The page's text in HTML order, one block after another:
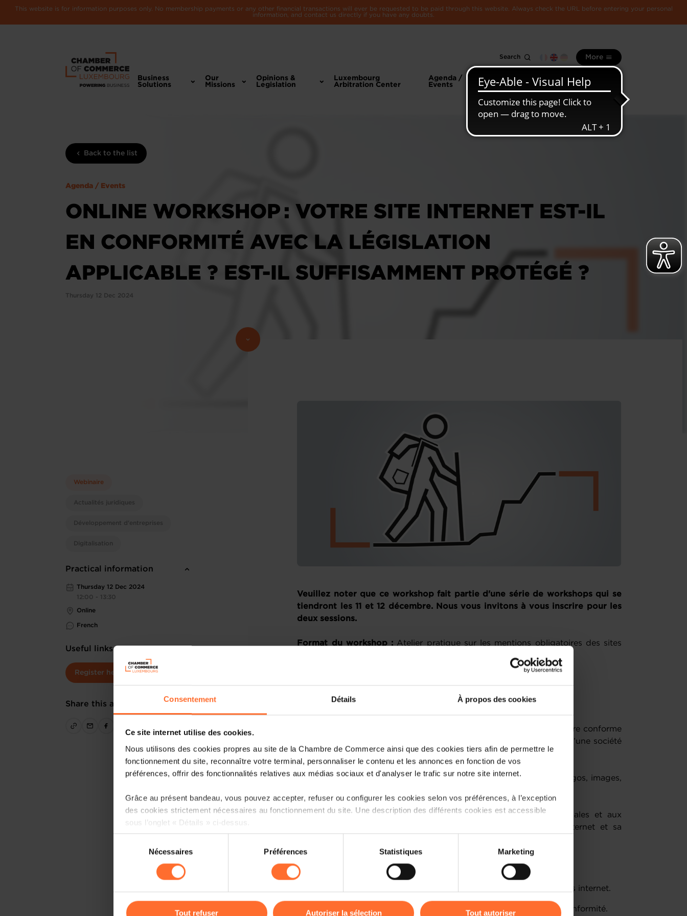
Consentement Détails À propos des cookies
Ce site internet utilise des cookies.
Nous utilisons des cookies propres au site de la Chambre de Commerce ainsi que des cookies tiers afin de permettre le
fonctionnement du site, reconnaître votre terminal, personnaliser le contenu et les annonces en fonction de vos
préférences, offrir des fonctionnalités relatives aux médias sociaux et d'analyser le trafic sur notre site internet.
Grâce au présent bandeau, vous pouvez accepter, refuser ou configurer les cookies selon vos préférences, à l’exception
des cookies strictement nécessaires au fonctionnement du site. Une description des différents cookies est accessible
sous l’onglet « Détails » ci-dessus.
Il est précisé que la navigation sur le site et certaines fonctionnalités (ex : lecture de vidéos, partage sur les réseaux
sociaux, sauvegarde des préférences de lecture vidéo, personnalisation de l’affichage du site) peuvent être affectées en
cas de refus de tous les cookies ou des cookies non nécessaires.
gauche de chaque page.
consentement
Nécessaires Préférences Statistiques Marketing
Tout refuser Autoriser la sélection Tout autoriser
This website is for information purposes only. No membership payments or any other financial transactions will ever be requested to be paid through this website. Always check the URL before entering your personal
information, and contact us directly if you have any doubts.
Search More
Business
Solutions
Our
Missions
Opinions &
Legislation
Luxembourg
Arbitration Center
Agenda /
Events
information
Luxembourg
economy
Back to the list
Agenda / Events
ONLINE WORKSHOP : VOTRE SITE INTERNET EST-IL
EN CONFORMITÉ AVEC LA LÉGISLATION
APPLICABLE ? EST-IL SUFFISAMMENT PROTÉGÉ ?
Thursday 12 Dec 2024
Webinaire
Actualités juridiques
Développement d'entreprises
Digitalisation
Practical information
Thursday 12 Dec 2024
12:00 - 13:30
Online
French
Useful links
Register here
Share this article
Veuillez noter que ce workshop fait partie d'une série de workshops qui se
tiendront les 11 et 12 décembre. Nous vous invitons à vous inscrire pour les
deux sessions.
Format du workshop : Atelier pratique sur les mentions obligatoires des sites
Le site Internet est la vitrine virtuelle d’une entreprise.
(i) Il doit répondre à un certain nombre d’exigences légales pour être conforme
à la réglementation qu’il s’agisse d’un simple site de présentation d’une société
et de ses services ou bien encore d’un site de eCommerce.
(ii) Les éléments qui le composent (noms de domaines, marques, logos, images,
Ce workshop a pour but de vous sensibiliser aux exigences légales et aux
meilleures pratiques pour assurer la conformité de votre site internet et sa
Plan de la session :
Comprendre les principales réglementations applicables aux sites internet.
Identifier les risques juridiques et les conséquences de la non-conformité.